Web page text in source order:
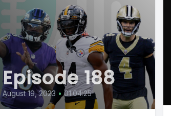
Episode 188
August 19, 2023 • 01:04:25